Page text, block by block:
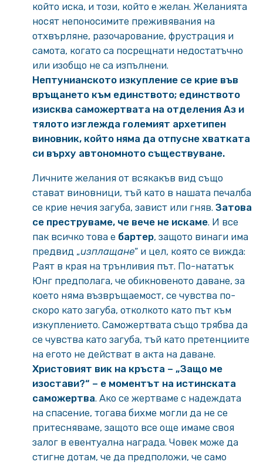
който иска, и този, който е желан. Желанията
носят непоносимите преживявания на
отхвърляне, разочарование, фрустрация и
самота, когато са посрещнати недостатъчно
или изобщо не са изпълнени.
Нептунианското изкупление се крие във
връщането към единството; единството
изисква саможертвата на отделения Аз и
тялото изглежда големият архетипен
виновник, който няма да отпусне хватката
си върху автономното съществуване.
Личните желания от всякакъв вид също
стават виновници, тъй като в нашата печалба
се крие нечия загуба, завист или гняв. Затова
се преструваме, че вече не искаме. И все
пак всичко това е бартер, защото винаги има
предвид „изплащане“ и цел, която се вижда:
Раят в края на трънливия път. По-нататък
Юнг предполага, че обикновеното даване, за
което няма възвръщаемост, се чувства по-
скоро като загуба, отколкото като път към
изкуплението. Саможертвата също трябва да
се чувства като загуба, тъй като претенциите
на егото не действат в акта на даване.
Христовият вик на кръста – „Защо ме
изостави?“ – е моментът на истинската
саможертва. Ако се жертваме с надеждата
на спасение, тогава бихме могли да не се
притесняваме, защото все още имаме своя
залог в евентуална награда. Човек може да
стигне дотам, че да предположи, че само